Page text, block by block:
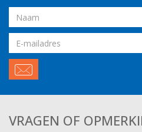
Naam
Email
adres
VRAGEN OF